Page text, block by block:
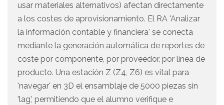
usar materiales alternativos) afectan directamente
a los costes de aprovisionamiento. El RA 'Analizar
la información contable y financiera' se conecta
mediante la generación automática de reportes de
coste por componente, por proveedor, por línea de
producto. Una estación Z (Z4, Z6) es vital para
'navegar' en 3D el ensamblaje de 5000 piezas sin
'lag', permitiendo que el alumno verifique e